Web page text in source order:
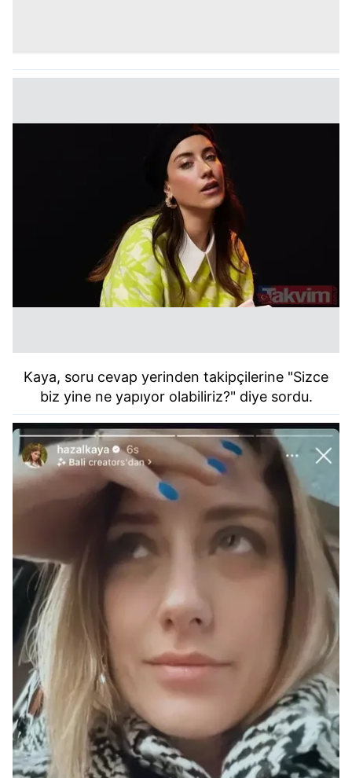
Kaya, soru cevap yerinden takipçilerine "Sizce
biz yine ne yapıyor olabiliriz?" diye sordu.